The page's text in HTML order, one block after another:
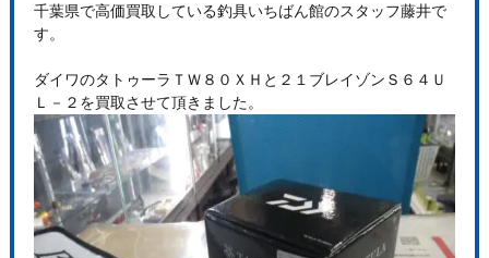
千葉県で高価買取している釣具いちばん館のスタッフ藤井で
す。
ダイワのタトゥーラＴＷ８０ＸＨと２１ブレイゾンＳ６４Ｕ
Ｌ－２を買取させて頂きました。